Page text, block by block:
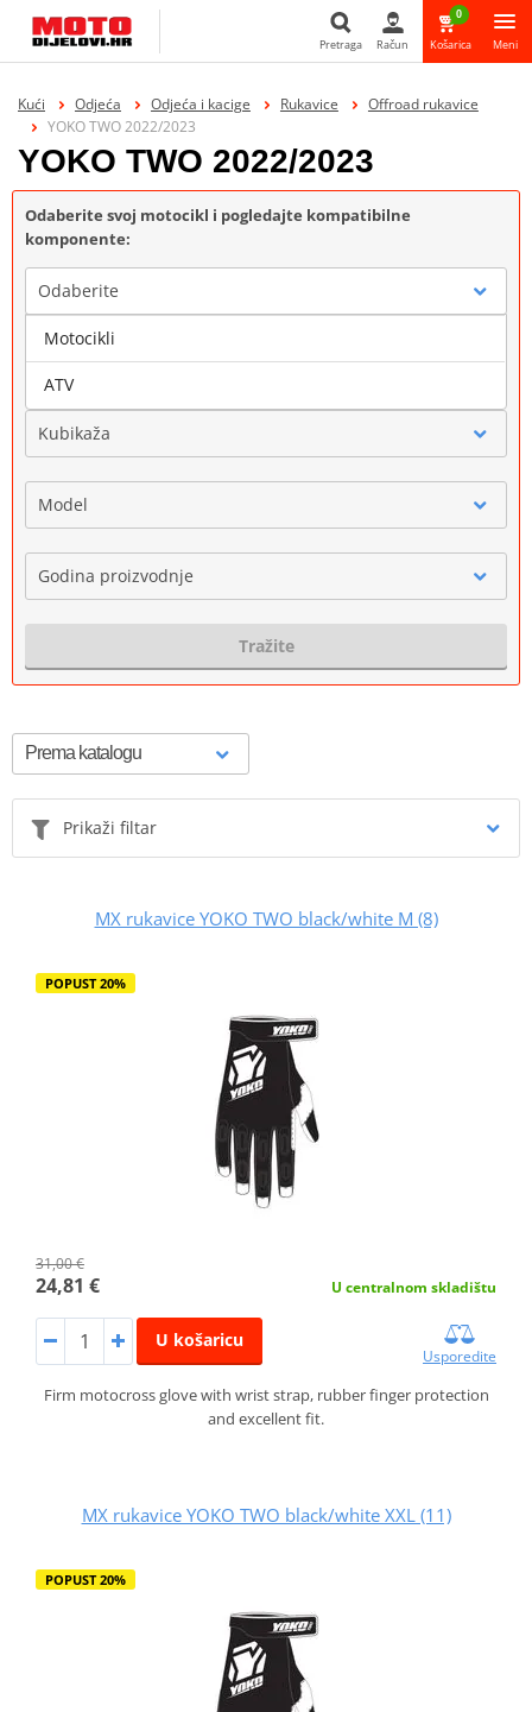
Pretraga
Pretraga Račun
0
Košarica Meni
Kući Odjeća Odjeća i kacige Rukavice
Offroad rukavice
YOKO TWO 2022/2023
YOKO TWO 2022/2023
Odaberite svoj motocikl i pogledajte kompatibilne
komponente:
Odaberite
Marka
Kubikaža
Model
Godina proizvodnje
Tražite
Prikaži filtar
MX rukavice YOKO TWO black/white M (8)
POPUST 20%
31,00 €
24,81 € U centralnom skladištu
U košaricu
Usporedite
Firm motocross glove with wrist strap, rubber finger protection
and excellent fit.
MX rukavice YOKO TWO black/white XXL (11)
POPUST 20%
Motocikli
ATV